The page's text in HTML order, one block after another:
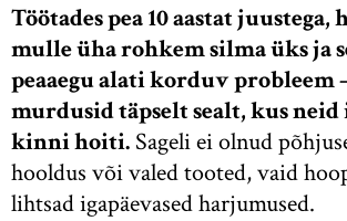
Töötades pea 10 aastat juustega,
mulle üha rohkem silma üks ja
peaaegu alati korduv probleem
murdusid täpselt sealt, kus neid
kinni hoiti. Sageli ei olnud
hooldus või valed tooted, vaid
lihtsad igapäevased harjumused.